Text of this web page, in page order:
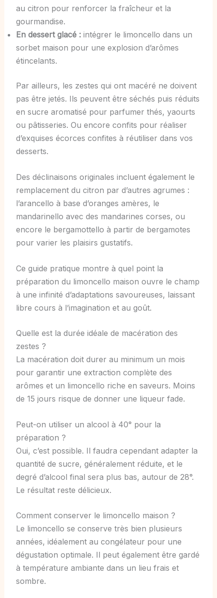
au citron pour renforcer la fraîcheur et la
gourmandise.
En dessert glacé :intégrer le limoncello dans un
sorbet maison pour une explosion d’arômes
étincelants.
Par ailleurs, les zestes qui ont macéré ne doivent
pas être jetés. Ils peuvent être séchés puis réduits
en sucre aromatisé pour parfumer thés, yaourts
ou pâtisseries. Ou encore confits pour réaliser
d’exquises écorces confites à réutiliser dans vos
desserts.
Des déclinaisons originales incluent également le
remplacement du citron par d’autres agrumes :
l’arancello à base d’oranges amères, le
mandarinello avec des mandarines corses, ou
encore le bergamottello à partir de bergamotes
pour varier les plaisirs gustatifs.
Ce guide pratique montre à quel point la
préparation du limoncello maison ouvre le champ
à une infinité d’adaptations savoureuses, laissant
libre cours à l’imagination et au goût.
Quelle est la durée idéale de macération des
zestes ?
La macération doit durer au minimum un mois
pour garantir une extraction complète des
arômes et un limoncello riche en saveurs. Moins
de 15 jours risque de donner une liqueur fade.
Peut-on utiliser un alcool à 40° pour la
préparation ?
Oui, c’est possible. Il faudra cependant adapter la
quantité de sucre, généralement réduite, et le
degré d’alcool final sera plus bas, autour de 28°.
Le résultat reste délicieux.
Comment conserver le limoncello maison ?
Le limoncello se conserve très bien plusieurs
années, idéalement au congélateur pour une
dégustation optimale. Il peut également être gardé
à température ambiante dans un lieu frais et
sombre.